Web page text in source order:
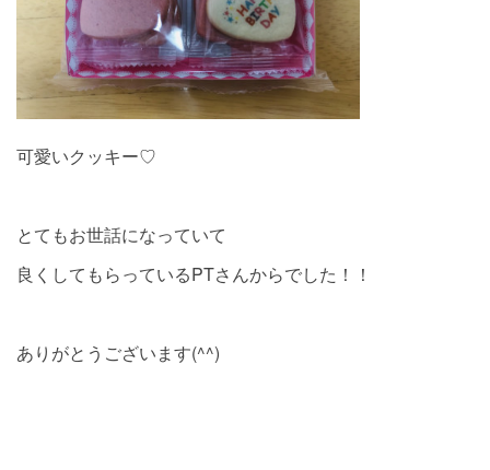
可愛いクッキー♡
とてもお世話になっていて
良くしてもらっているPTさんからでした！！
ありがとうございます(^^)